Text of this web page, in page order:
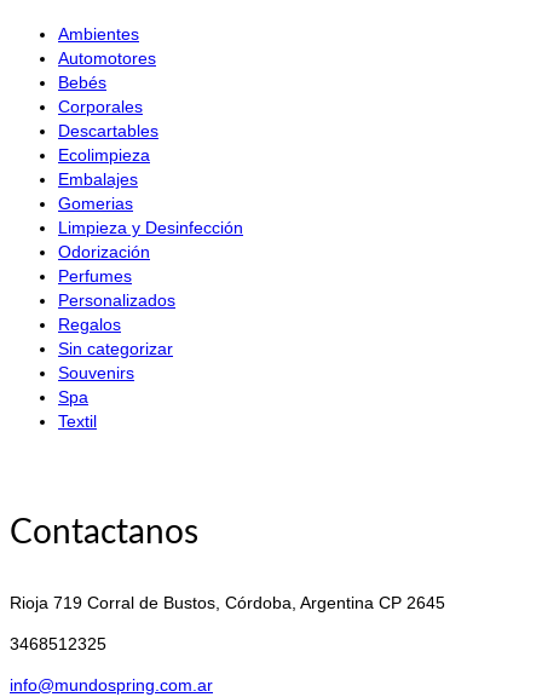
Ambientes
Automotores
Bebés
Corporales
Descartables
Ecolimpieza
Embalajes
Gomerias
Limpieza y Desinfección
Odorización
Perfumes
Personalizados
Regalos
Sin categorizar
Souvenirs
Spa
Textil
Contactanos
Rioja 719 Corral de Bustos, Córdoba, Argentina CP 2645
3468512325
info@mundospring.com.ar